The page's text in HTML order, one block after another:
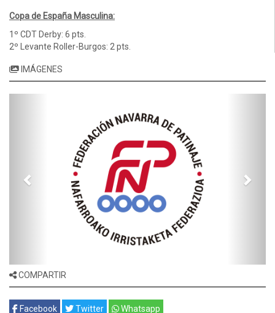
Copa de España Masculina:
1º CDT Derby: 6 pts.
2º Levante Roller-Burgos: 2 pts.
IMÁGENES
COMPARTIR
Facebook Twitter Whatsapp